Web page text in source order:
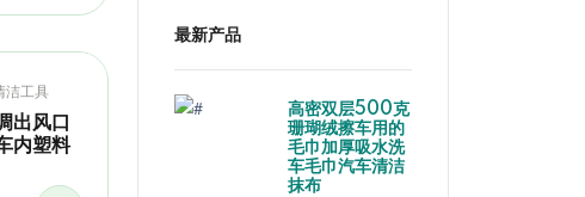
洁工具
出风口
内塑料
最新产品
高密双层500克
珊瑚绒擦车用的
毛巾加厚吸水洗
车毛巾汽车清洁
抹布